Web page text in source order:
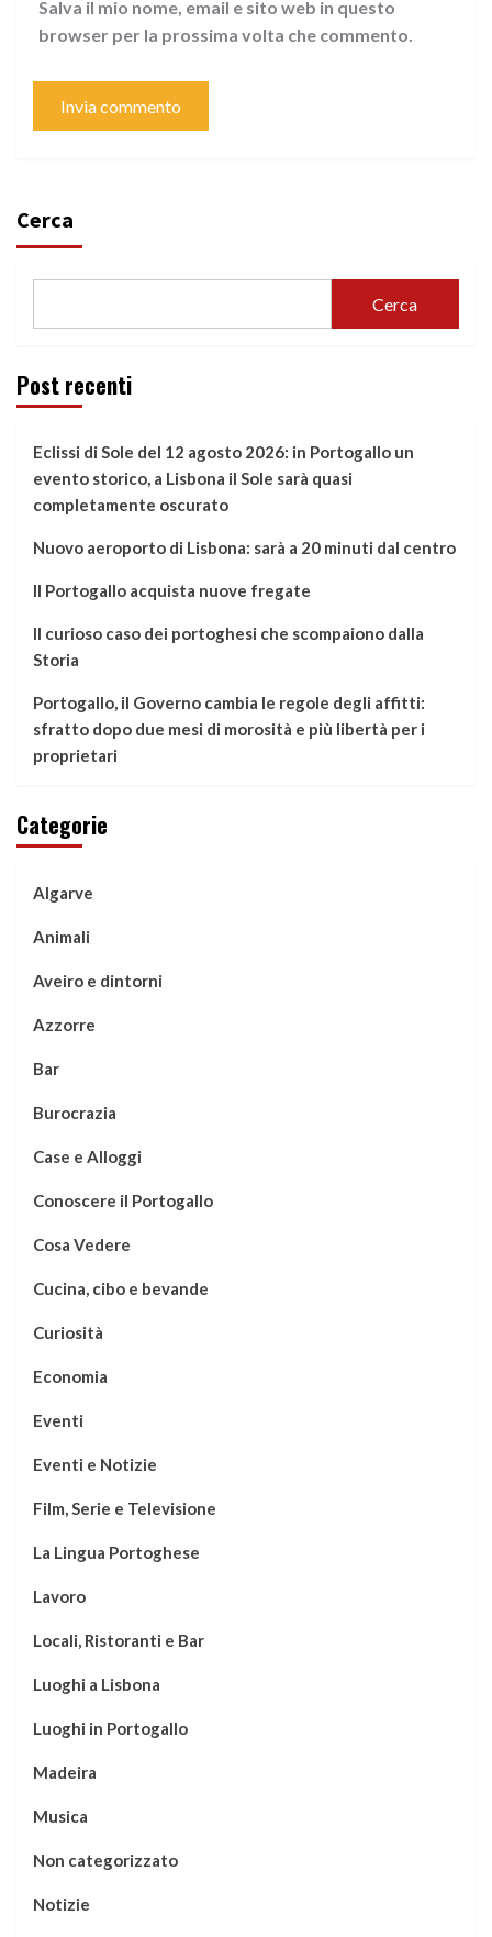
Salva il mio nome, email e sito web in questo
browser per la prossima volta che commento.
Cerca
Cerca
Post recenti
Eclissi di Sole del 12 agosto 2026: in Portogallo un
evento storico, a Lisbona il Sole sarà quasi
completamente oscurato
Nuovo aeroporto di Lisbona: sarà a 20 minuti dal centro
Il Portogallo acquista nuove fregate
Il curioso caso dei portoghesi che scompaiono dalla
Storia
Portogallo, il Governo cambia le regole degli affitti:
sfratto dopo due mesi di morosità e più libertà per i
proprietari
Categorie
Algarve
Animali
Aveiro e dintorni
Azzorre
Bar
Burocrazia
Case e Alloggi
Conoscere il Portogallo
Cosa Vedere
Cucina, cibo e bevande
Curiosità
Economia
Eventi
Eventi e Notizie
Film, Serie e Televisione
La Lingua Portoghese
Lavoro
Locali, Ristoranti e Bar
Luoghi a Lisbona
Luoghi in Portogallo
Madeira
Musica
Non categorizzato
Notizie